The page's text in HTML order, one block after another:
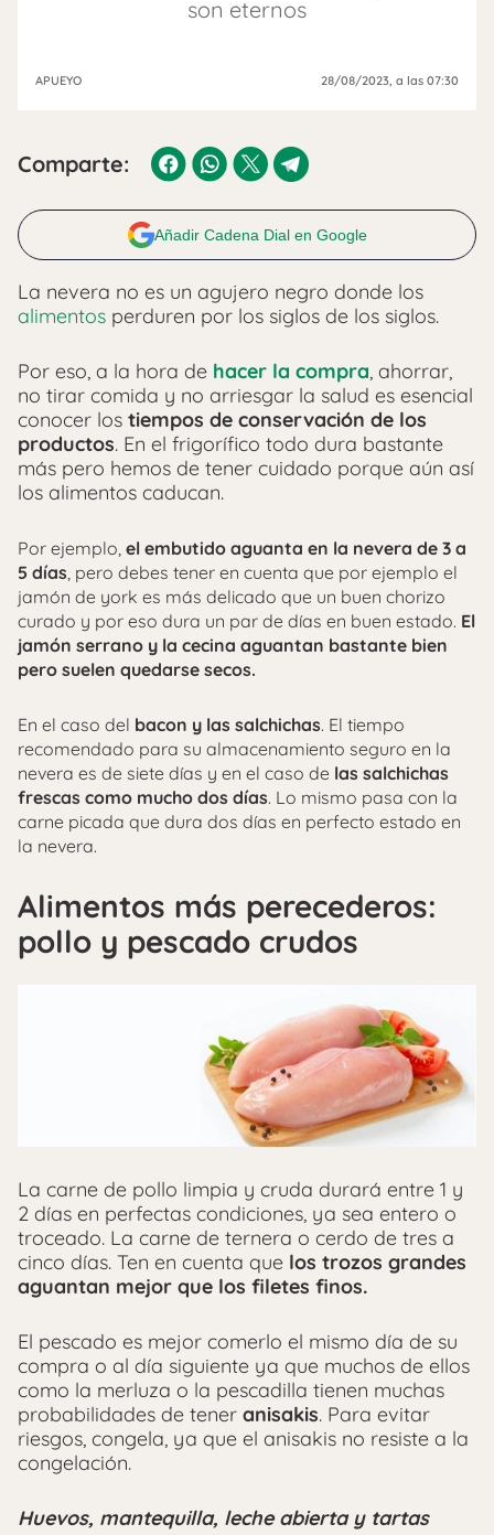
son eternos
APUEYO 28/08/2023, a las 07:30
Comparte:
Añadir Cadena Dial en Google
La nevera no es un agujero negro donde los
alimentos perduren por los siglos de los siglos.
Por eso, a la hora de hacer la compra, ahorrar,
no tirar comida y no arriesgar la salud es esencial
conocer los tiempos de conservación de los
productos. En el frigorífico todo dura bastante
más pero hemos de tener cuidado porque aún así
los alimentos caducan.
Por ejemplo, el embutido aguanta en la nevera de 3 a
5 días , pero debes tener en cuenta que por ejemplo el
jamón de york es más delicado que un buen chorizo
curado y por eso dura un par de días en buen estado. El
jamón serrano y la cecina aguantan bastante bien
pero suelen quedarse secos.
En el caso del bacon y las salchichas. El tiempo
recomendado para su almacenamiento seguro en la
nevera es de siete días y en el caso de las salchichas
frescas como mucho dos días. Lo mismo pasa con la
carne picada que dura dos días en perfecto estado en
la nevera.
Alimentos más perecederos:
pollo y pescado crudos
La carne de pollo limpia y cruda durará entre 1 y
2 días en perfectas condiciones, ya sea entero o
troceado. La carne de ternera o cerdo de tres a
cinco días. Ten en cuenta que los trozos grandes
aguantan mejor que los filetes finos.
El pescado es mejor comerlo el mismo día de su
compra o al día siguiente ya que muchos de ellos
como la merluza o la pescadilla tienen muchas
probabilidades de tener anisakis. Para evitar
riesgos, congela, ya que el anisakis no resiste a la
congelación.
Huevos, mantequilla, leche abierta y tartas